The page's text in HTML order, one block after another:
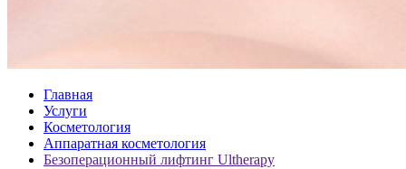
Главная
Услуги
Косметология
Аппаратная косметология
Безоперационный лифтинг Ultherapy